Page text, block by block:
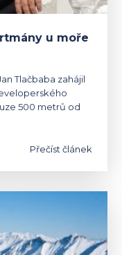
u moře
Tlačbaba zahájil
500 metrů od
Přečíst článek